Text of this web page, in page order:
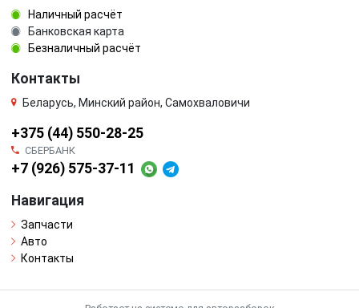
Наличный расчёт
Банковская карта
Безналичный расчёт
Контакты
Беларусь, Минский район, Самохваловичи
+375 (44) 550-28-25
СБЕРБАНК
+7 (926) 575-37-11
Навигация
Запчасти
Авто
Контакты